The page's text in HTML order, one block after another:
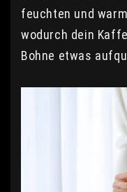
feuchten und
wodurch dein
Bohne etwas